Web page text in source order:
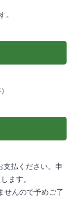
払ください。申
ます。
せんので予めご了